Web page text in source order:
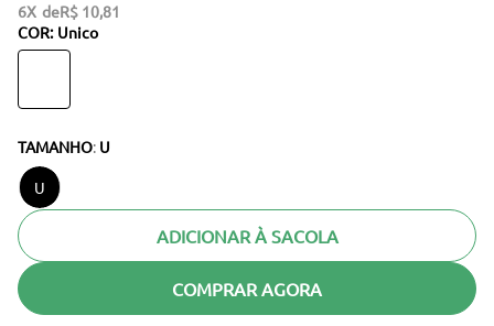
6 R$ 10,81
COR: Unico
TAMANHO: U
U
ADICIONAR À SACOLA
COMPRAR AGORA